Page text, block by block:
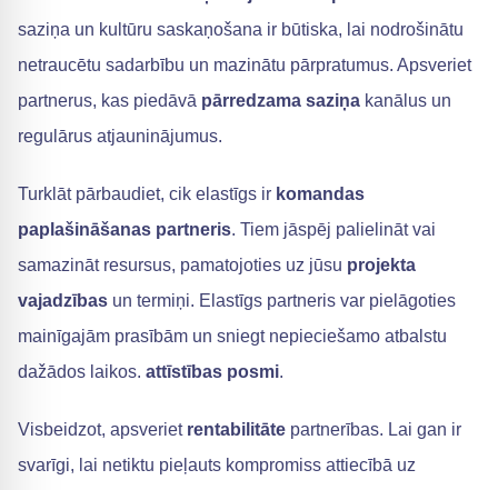
saziņa un kultūru saskaņošana ir būtiska, lai nodrošinātu
netraucētu sadarbību un mazinātu pārpratumus. Apsveriet
partnerus, kas piedāvā pārredzama saziņa kanālus un
regulārus atjauninājumus.
Turklāt pārbaudiet, cik elastīgs ir komandas
paplašināšanas partneris. Tiem jāspēj palielināt vai
samazināt resursus, pamatojoties uz jūsu projekta
vajadzības un termiņi. Elastīgs partneris var pielāgoties
mainīgajām prasībām un sniegt nepieciešamo atbalstu
dažādos laikos. attīstības posmi.
Visbeidzot, apsveriet rentabilitāte partnerības. Lai gan ir
svarīgi, lai netiktu pieļauts kompromiss attiecībā uz